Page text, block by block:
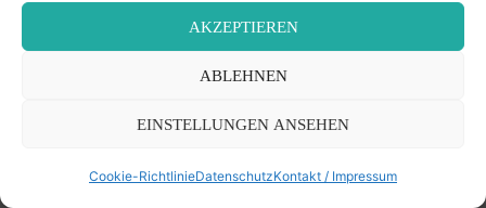
AKZEPTIEREN
ABLEHNEN
EINSTELLUNGEN ANSEHEN
Cookie-RichtlinieDatenschutzKontakt / Impressum
23. 11. 25: Überarbeitung, Übersetzung, Kommentare,
Die gesamte Änderungschronologie, siehe"Über die